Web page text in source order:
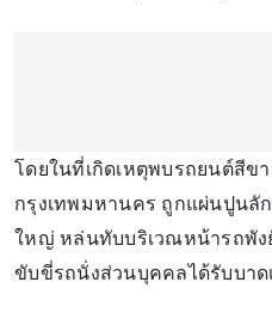
โดยในที่เกิดเหตุพบรถยนต์สีข
กรุงเทพมหานคร ถูกแผ่นปูนลั
ใหญ่ หล่นทับบริเวณหน้ารถพัง
ขับขี่รถนั่งส่วนบุคคลได้รับบาด